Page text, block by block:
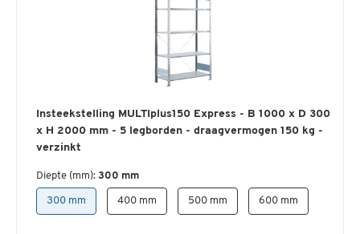
Insteekstelling MULTIplus150 Express - B 1000 x D 300
x H 2000 mm - 5 legborden - draagvermogen 150 kg -
verzinkt
Diepte (mm): 300 mm
300 mm 400 mm 500 mm 600 mm